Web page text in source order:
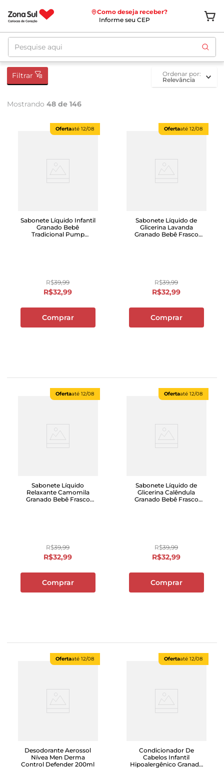
Como deseja receber?
Informe seu CEP
Pesquise aqui
Filtrar
ordenar por
Relevância
Mostrando 48 de 146
Ofertaaté 12/08
Sabonete Líquido Infantil
Granado Bebê
Tradicional Pump
R$39,99
R$32,99
Comprar
Ofertaaté 12/08
Sabonete Líquido de
Glicerina Lavanda
Granado Bebê Frasco
R$39,99
R$32,99
Comprar
Ofertaaté 12/08
Sabonete Líquido
Relaxante Camomila
Granado Bebê Frasco
R$39,99
R$32,99
Comprar
Ofertaaté 12/08
Sabonete Líquido de
Glicerina Calêndula
Granado Bebê Frasco
R$39,99
R$32,99
Comprar
Ofertaaté 12/08
Desodorante Aerossol
Nívea Men Derma
Control Defender 200ml
Ofertaaté 12/08
Condicionador De
Cabelos Infantil
Hipoalergênico Granado